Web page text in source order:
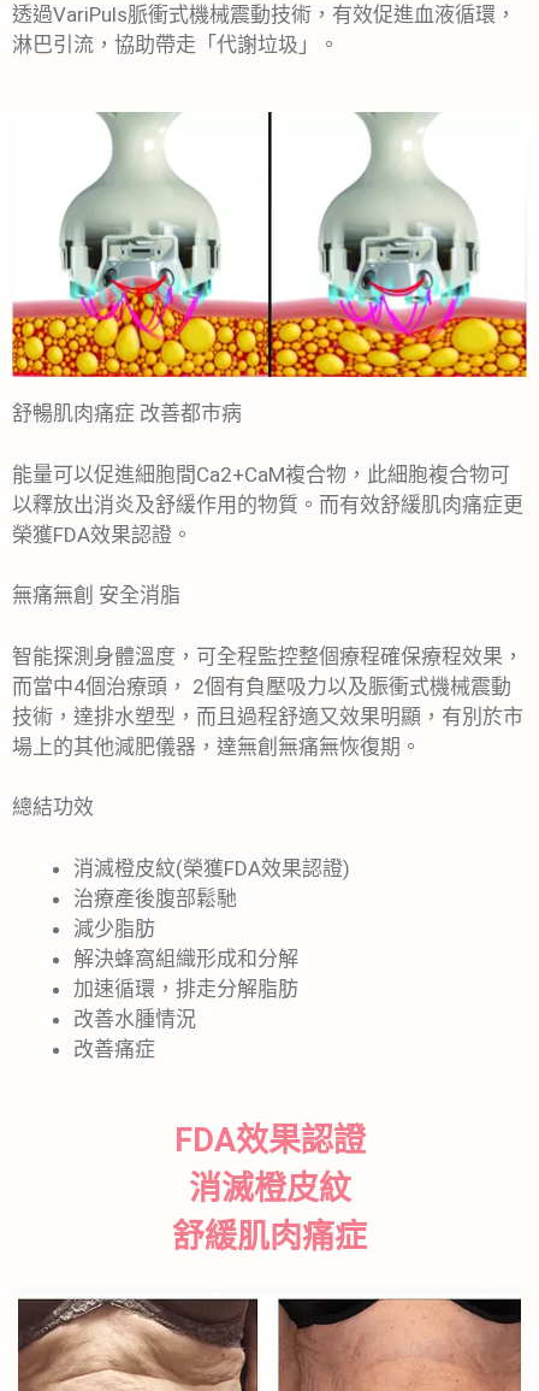
透過VariPuls脈衝式機械震動技術，有效促進血液循環，
淋巴引流，協助帶走「代謝垃圾」。
舒暢肌肉痛症 改善都市病
能量可以促進細胞間Ca2+CaM複合物，此細胞複合物可
以釋放出消炎及舒緩作用的物質。而有效舒緩肌肉痛症更
榮獲FDA效果認證。
無痛無創 安全消脂
智能探測身體溫度，可全程監控整個療程確保療程效果，
而當中4個治療頭， 2個有負壓吸力以及脤衝式機械震動
技術，達排水塑型，而且過程舒適又效果明顯，有別於市
場上的其他減肥儀器，達無創無痛無恢復期。
​總結功效​
消滅橙皮紋(榮獲FDA效果認證)
治療產後腹部鬆馳
減少脂肪
解決蜂窩組織形成和分解
加速循環，排走分解脂肪
改善水腫情況
改善痛症
FDA效果認證
消滅橙皮紋
舒緩肌肉痛症